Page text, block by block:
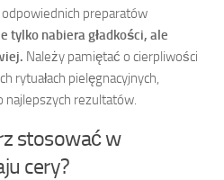
preparatów
tylko nabiera gładkości, ale
Należy pamiętać o cierpliwości
rytuałach pielęgnacyjnych,
najlepszych rezultatów.
stosować w
cery?